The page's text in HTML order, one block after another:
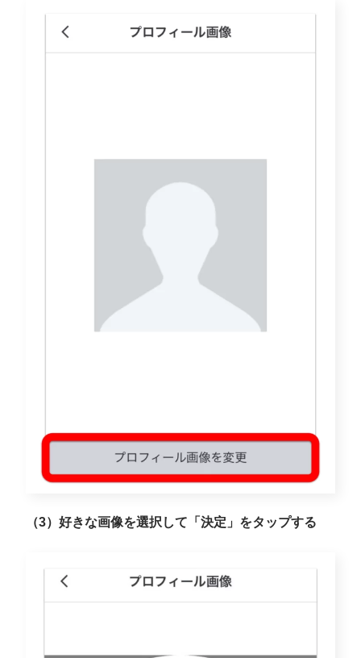
（3）好きな画像を選択して「決定」をタップする